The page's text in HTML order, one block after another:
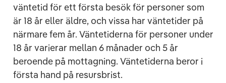
väntetid för ett första besök för personer som
är 18 år eller äldre, och vissa har väntetider på
närmare fem år. Väntetiderna för personer under
18 år varierar mellan 6 månader och 5 år
beroende på mottagning. Väntetiderna beror i
första hand på resursbrist.